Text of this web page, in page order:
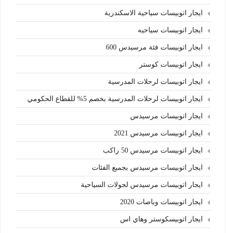
ايجار اتوبيسات سياحية الاسكندرية
ايجار اتوبيسات سياحيه
ايجار اتوبيسات فئة مرسيدس 600
ايجار اتوبيسات كوستر
ايجار اتوبيسات لرحلات المدرسية
ايجار اتوبيسات لرحلات المدرسية بخصم 5% للقطاع الحكومي
ايجار اتوبيسات مرسيدس
ايجار اتوبيسات مرسيدس 2021
ايجار اتوبيسات مرسيدس 50 راكب
ايجار اتوبيسات مرسيدس بجميع الفئات
ايجار اتوبيسات مرسيدس لجولات السياحية
ايجار اتوبيسات وباصات 2020
ايجار اتوبيسكوستر وهاي اس